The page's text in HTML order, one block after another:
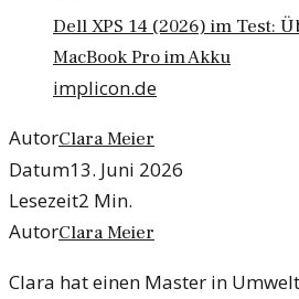
Dell XPS 14 (2026) im Test:
MacBook Pro im Akku
implicon.de
AutorClara Meier
Datum13. Juni 2026
Lesezeit2 Min.
AutorClara Meier
Clara hat einen Master in